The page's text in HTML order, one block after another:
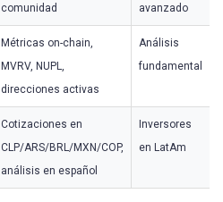
comunidad
avanzado
Métricas on-chain,
MVRV, NUPL,
direcciones activas
Análisis
fundamental
Cotizaciones en
CLP/ARS/BRL/MXN/COP,
análisis en español
Inversores
en LatAm